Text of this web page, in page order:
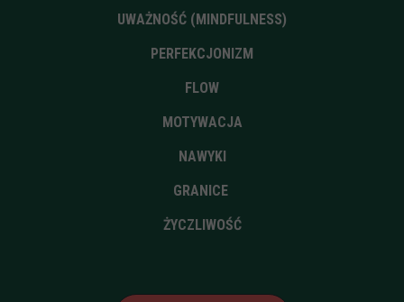
UWAŻNOŚĆ (MINDFULNESS)
PERFEKCJONIZM
FLOW
MOTYWACJA
NAWYKI
GRANICE
ŻYCZLIWOŚĆ